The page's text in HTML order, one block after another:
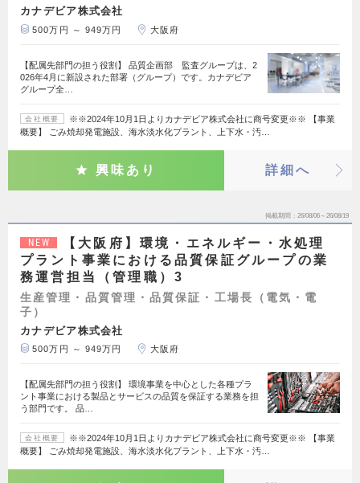
カナデビア株式会社
500万円 ～ 949万円 大阪府
【配属先部門の担う役割】 品質企画部 監査グループは、2
026年4月に新設された部署（グループ）です。カナデビア
グループ全…
会社概要
※※2024年10月1日よりカナデビア株式会社に商号変更※※ 【事業
概要】 ごみ焼却発電施設、海水淡水化プラント、上下水・汚…
興味あり 詳細へ
掲載期間 26/08/06～26/08/19
NEW
【大阪府】環境・エネルギー・水処理
プラント事業における品質保証グループの業
務運営担当（管理職）3
生産管理・品質管理・品質保証・工場長（電気・電
子）
カナデビア株式会社
500万円 ～ 949万円 大阪府
【配属先部門の担う役割】 環境事業を中心とした各種プラ
ント事業における製品とサービスの品質を保証する業務を担
う部門です。 品…
会社概要
※※2024年10月1日よりカナデビア株式会社に商号変更※※ 【事業
概要】 ごみ焼却発電施設、海水淡水化プラント、上下水・汚…